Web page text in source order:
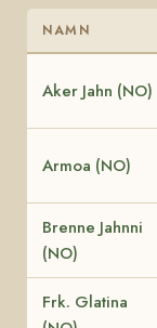
NAMN
Aker Jahn (NO)
Armoa (NO)
Brenne Jahnni
(NO)
Frk. Glatina